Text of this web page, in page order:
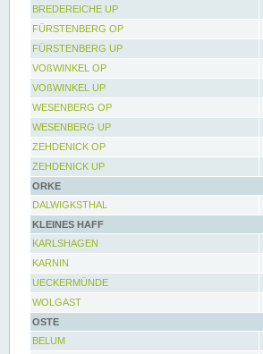
BREDEREICHE UP
FÜRSTENBERG OP
FÜRSTENBERG UP
VOßWINKEL OP
VOßWINKEL UP
WESENBERG OP
WESENBERG UP
ZEHDENICK OP
ZEHDENICK UP
ORKE
DALWIGKSTHAL
KLEINES HAFF
KARLSHAGEN
KARNIN
UECKERMÜNDE
WOLGAST
OSTE
BELUM